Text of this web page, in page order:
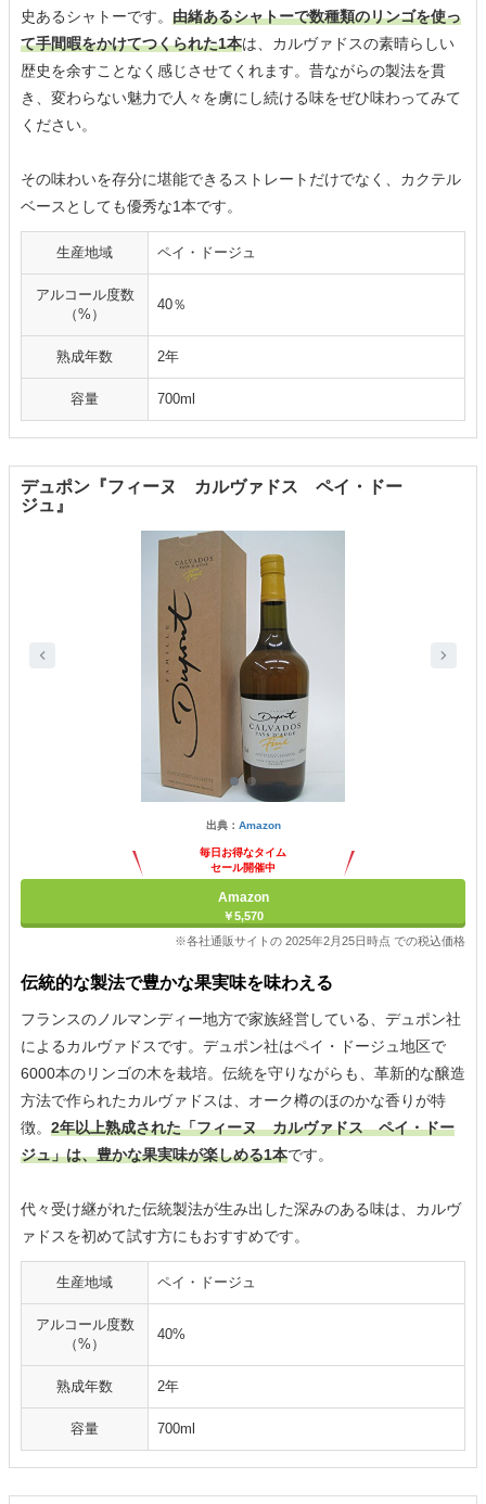
史あるシャトーです。 由緒あるシャトーで数種類のリンゴを使っ
て手間暇をかけてつくられた1本は、カルヴァドスの素晴らしい
歴史を余すことなく感じさせてくれます。昔ながらの製法を貫
き、変わらない魅力で人々を虜にし続ける味をぜひ味わってみて
ください。
その味わいを存分に堪能できるストレートだけでなく、カクテル
ベースとしても優秀な1本です。
生産地域 ペイ・ドージュ
アルコール度数
（%）
40％
熟成年数 2年
容量 700ml
デュポン『フィーヌ カルヴァドス ペイ・ドー
ジュ』
出典： Amazon
毎日お得なタイム
セール開催中
Amazon
￥5,570
※各社通販サイトの 2025年2月25日時点 での税込価格
伝統的な製法で豊かな果実味を味わえる
フランスのノルマンディー地方で家族経営している、デュポン社
によるカルヴァドスです。デュポン社はペイ・ドージュ地区で
6000本のリンゴの木を栽培。伝統を守りながらも、革新的な醸造
方法で作られたカルヴァドスは、オーク樽のほのかな香りが特
徴。 2年以上熟成された「フィーヌ カルヴァドス ペイ・ドー
ジュ」は、豊かな果実味が楽しめる1本です。
代々受け継がれた伝統製法が生み出した深みのある味は、カルヴ
ァドスを初めて試す方にもおすすめです。
生産地域 ペイ・ドージュ
アルコール度数
（%）
40%
熟成年数 2年
容量 700ml